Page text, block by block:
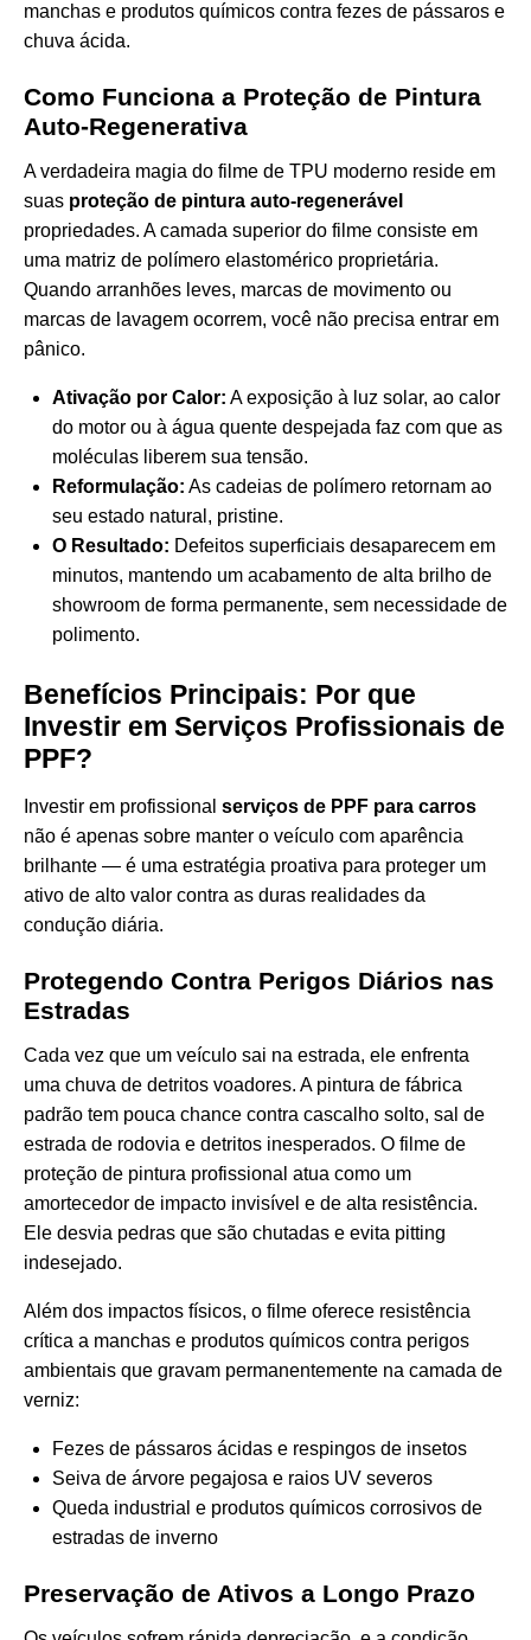
manchas e produtos químicos contra fezes de pássaros e
chuva ácida.
Como Funciona a Proteção de Pintura
Auto-Regenerativa
A verdadeira magia do filme de TPU moderno reside em
suas proteção de pintura auto-regenerável
propriedades. A camada superior do filme consiste em
uma matriz de polímero elastomérico proprietária.
Quando arranhões leves, marcas de movimento ou
marcas de lavagem ocorrem, você não precisa entrar em
pânico.
Ativação por Calor: A exposição à luz solar, ao calor
do motor ou à água quente despejada faz com que as
moléculas liberem sua tensão.
Reformulação: As cadeias de polímero retornam ao
seu estado natural, pristine.
O Resultado: Defeitos superficiais desaparecem em
minutos, mantendo um acabamento de alta brilho de
showroom de forma permanente, sem necessidade de
polimento.
Benefícios Principais: Por que
Investir em Serviços Profissionais de
PPF?
Investir em profissional serviços de PPF para carros
não é apenas sobre manter o veículo com aparência
brilhante — é uma estratégia proativa para proteger um
ativo de alto valor contra as duras realidades da
condução diária.
Protegendo Contra Perigos Diários nas
Estradas
Cada vez que um veículo sai na estrada, ele enfrenta
uma chuva de detritos voadores. A pintura de fábrica
padrão tem pouca chance contra cascalho solto, sal de
estrada de rodovia e detritos inesperados. O filme de
proteção de pintura profissional atua como um
amortecedor de impacto invisível e de alta resistência.
Ele desvia pedras que são chutadas e evita pitting
indesejado.
Além dos impactos físicos, o filme oferece resistência
crítica a manchas e produtos químicos contra perigos
ambientais que gravam permanentemente na camada de
verniz:
Fezes de pássaros ácidas e respingos de insetos
Seiva de árvore pegajosa e raios UV severos
Queda industrial e produtos químicos corrosivos de
estradas de inverno
Preservação de Ativos a Longo Prazo